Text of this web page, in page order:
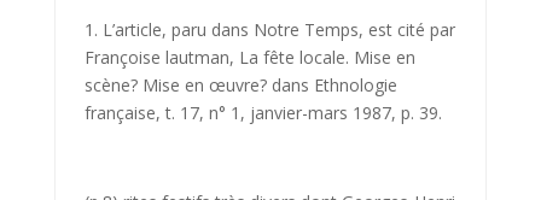
1. L’article, paru dans Notre Temps, est cité par
Françoise lautman, La fête locale. Mise en
scène? Mise en œuvre? dans Ethnologie
française, t. 17, n° 1, janvier-mars 1987, p. 39.